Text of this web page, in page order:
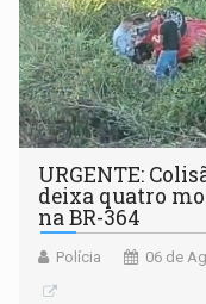
URGENTE:
deixa quatro
na BR-364
Polícia 06 de